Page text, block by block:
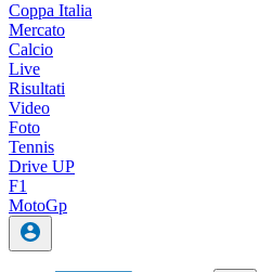
Coppa Italia
Mercato
Calcio
Live
Risultati
Video
Foto
Tennis
Drive UP
F1
MotoGp